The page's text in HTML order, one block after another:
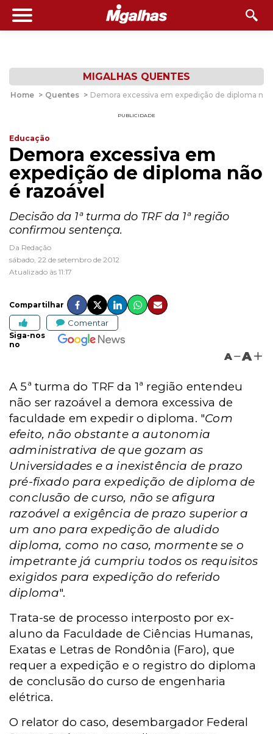
MIGALHAS QUENTES
Home > Quentes > Demora excessiva em expedição de diploma
PUBLICIDADE
Educação
Demora excessiva em
expedição de diploma não
é razoável
Decisão da 1ª turma do TRF da 1ª região
confirmou sentença.
Da Redação
sábado, 22 de setembro de 2012
Atualizado às 11:17
Compartilhar
Comentar
Siga-nos
no
A A
A 5ª turma do TRF da 1ª região entendeu
não ser razoável a demora excessiva de
faculdade em expedir o diploma. "Com
efeito, não obstante a autonomia
administrativa de que gozam as
Universidades e a inexistência de prazo
pré-fixado para expedição de diploma de
conclusão de curso, não se afigura
razoável a exigência de prazo superior a
um ano para expedição de aludido
diploma, como no caso, mormente se o
impetrante já cumpriu todos os requisitos
exigidos para expedição do referido
diploma".
Trata-se de processo interposto por ex-
aluno da Faculdade de Ciências Humanas,
Exatas e Letras de Rondônia (Faro), que
requer a expedição e o registro do diploma
de conclusão do curso de engenharia
elétrica.
O relator do caso, desembargador Federal